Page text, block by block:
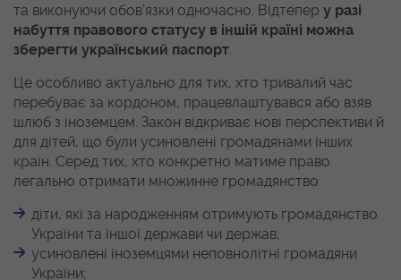
та виконуючи обов’язки одночасно. Відтепер у разі
набуття правового статусу в іншій країні можна
зберегти український паспорт
Це особливо актуально для тих, хто тривалий час
перебуває за кордоном, працевлаштувався або взяв
шлюб з іноземцем. Закон відкриває нові перспективи й
для дітей, що були усиновлені громадянами інших
країн. Серед тих, хто конкретно матиме право
легально отримати множинне громадянство:
діти, які за народженням отримують громадянство
України та іншої держави чи держав;
усиновлені іноземцями неповнолітні громадяни
України;